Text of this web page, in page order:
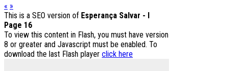
« »
This is a SEO version of Esperança Salvar - I
Page 16
To view this content in Flash, you must have version
8 or greater and Javascript must be enabled. To
download the last Flash player click here